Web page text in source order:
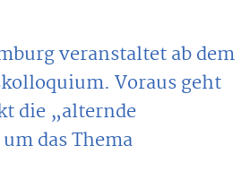
veranstaltet ab dem
Voraus geht
die „alternde
das Thema